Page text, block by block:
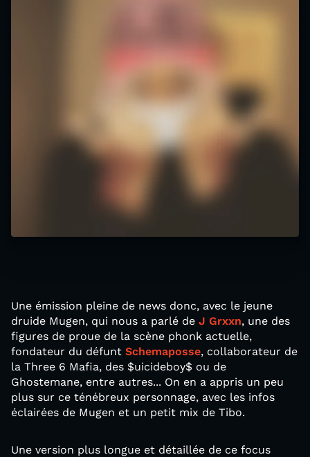
Une émission pleine de news donc, avec le jeune
druide Mugen, qui nous a parlé de J Grxxn, une des
figures de proue de la scène phonk actuelle,
fondateur du défunt Schemaposse, collaborateur de
la Three 6 Mafia, des $uicideboy$ ou de
Ghostemane, entre autres... On en a appris un peu
plus sur ce ténébreux personnage, avec les infos
éclairées de Mugen et un petit mix de Tibo.
Une version plus longue et détaillée de ce focus